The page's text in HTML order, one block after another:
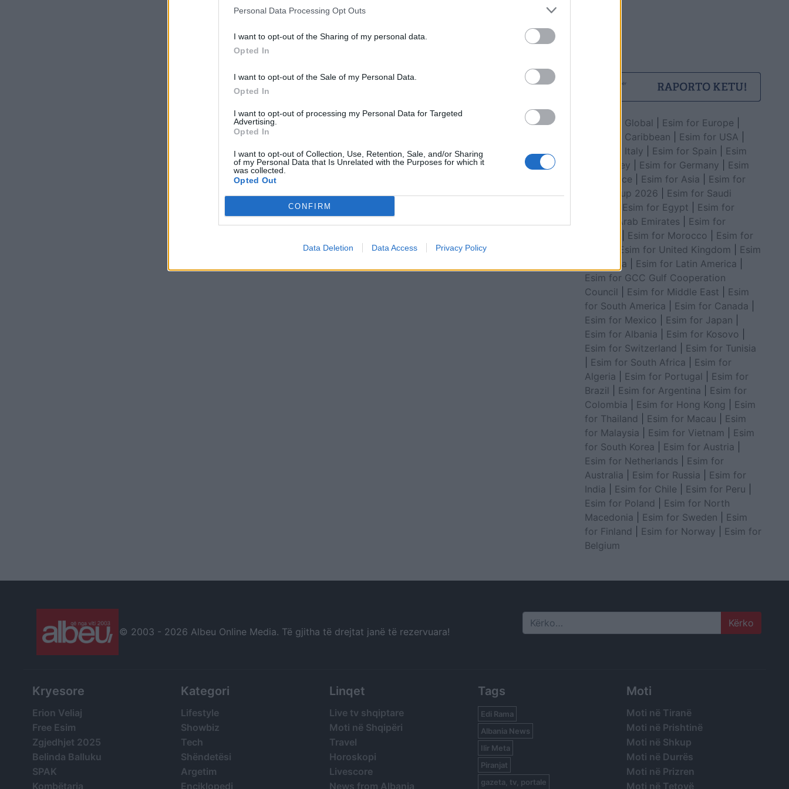
Personal Data Processing Opt Outs
I want to opt-out of the Sharing of my personal data.
Opted In
I want to opt-out of the Sale of my Personal Data.
Opted In
I want to opt-out of processing my Personal Data for Targeted
Advertising.
Opted In
I want to opt-out of Collection, Use, Retention, Sale, and/or Sharing
of my Personal Data that Is Unrelated with the Purposes for which it
was collected.
Opted Out
CONFIRM
Data Deletion Data Access Privacy Policy
Esim for Global Esim for Europe
Esim for Caribbean
Esim for USA
Esim for Italy
Esim for Spain
Esim
for Turkey
Esim for Germany
Esim
for Greece
Esim for Asia
Esim for
World Cup 2026
Esim for Saudi
Esim for Egypt
Esim for
United Arab Emirates
Esim for
Esim for Morocco
Esim for
Esim for United Kingdom
Esim
for Africa
Esim for Latin America
Esim for GCC Gulf Cooperation
Council
Esim for Middle East
Esim
for South America
Esim for Canada
Esim for Mexico
Esim for Japan
Esim for Albania
Esim for Kosovo
Esim for Switzerland
Esim for Tunisia
Esim for South Africa
Esim for
Algeria
Esim for Portugal
Esim for
Brazil
Esim for Argentina
Esim for
Colombia
Esim for Hong Kong
Esim
for Thailand
Esim for Macau
Esim
for Malaysia
Esim for Vietnam
Esim
for South Korea
Esim for Austria
Esim for Netherlands
Esim for
Australia
Esim for Russia
Esim for
India
Esim for Chile Esim for Peru
Esim for Poland
Esim for North
Macedonia
Esim for Sweden
Esim
for Finland
Esim for Norway
Esim for
Belgium
© 2003 - 2026 Albeu Online Media. Të gjitha të drejtat janë të rezervuara! Search
Kryesore
Erion Veliaj
Free Esim
Zgjedhjet 2025
Belinda Balluku
SPAK
Kombëtarja
Kategori
Lifestyle
Showbiz
Tech
Shëndetësi
Argetim
Enciklopedi
Linqet
Live tv shqiptare
Moti në Shqipëri
Travel
Horoskopi
Livescore
News from Albania
Tags
Edi Rama
Albania News
Ilir Meta
Piranjat
gazeta, tv, portale
Moti
Moti në Tiranë
Moti në Prishtinë
Moti në Shkup
Moti në Durrës
Moti në Prizren
Moti në Tetovë